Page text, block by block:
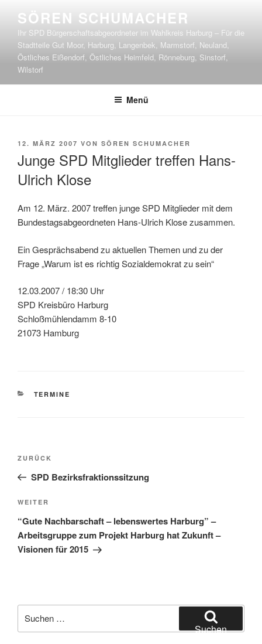
Inhalt
springen
SÖREN SCHUMACHER
Ihr SPD Bürgerschaftsabgeordneter im Wahlkreis Harburg – Für die
Stadtteile Gut Moor, Harburg, Langenbek, Marmstorf, Neuland,
Östliches Eißendorf, Östliches Heimfeld, Rönneburg, Sinstorf,
Wilstorf
Menü
VERÖFFENTLICHT
12. MÄRZ 2007 VON SÖREN SCHUMACHER
Junge SPD Mitglieder treffen Hans-
Ulrich Klose
Am 12. März. 2007 treffen junge SPD Mitglieder mit dem
Bundestagsabgeordneten Hans-Ulrich Klose zusammen.
Ein Gesprächsabend zu aktuellen Themen und zu der
Frage „Warum ist es richtig Sozialdemokrat zu sein“
12.03.2007 / 18:30 Uhr
SPD Kreisbüro Harburg
Schloßmühlendamm 8-10
21073 Hamburg
KATEGORIEN
TERMINE
Beitragsnavigation
Vorheriger
Beitrag
ZURÜCK
SPD Bezirksfraktionssitzung
Nächster
Beitrag
WEITER
“Gute Nachbarschaft – lebenswertes Harburg” –
Arbeitsgruppe zum Projekt Harburg hat Zukunft –
Visionen für 2015
nach:
Suchen